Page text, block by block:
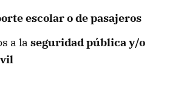
escolar o de pasajeros
a la seguridad pública y/o